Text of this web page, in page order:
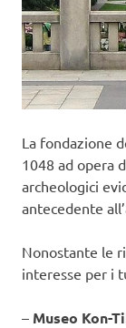
La fondazione
1048 ad opera
archeologici
antecedente
Nonostante le
interesse per i
– Museo Kon-